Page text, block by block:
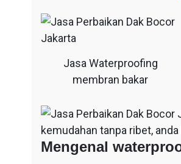
Jasa Waterproofing
membran bakar
kemudahan tanpa ribet,
Mengenal